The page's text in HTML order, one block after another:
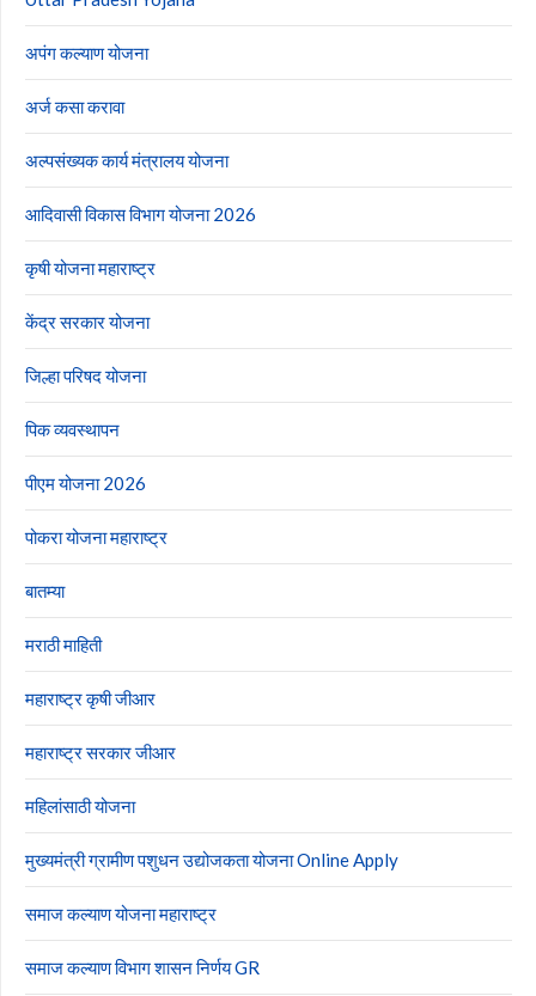
अपंग कल्याण योजना
अर्ज कसा करावा
अल्पसंख्यक कार्य मंत्रालय योजना
आदिवासी विकास विभाग योजना 2026
कृषी योजना महाराष्ट्र
केंद्र सरकार योजना
जिल्हा परिषद योजना
पिक व्यवस्थापन
पीएम योजना 2026
पोकरा योजना महाराष्ट्र
बातम्या
मराठी माहिती
महाराष्ट्र कृषी जीआर
महाराष्ट्र सरकार जीआर
महिलांसाठी योजना
मुख्यमंत्री ग्रामीण पशुधन उद्योजकता योजना Online Apply
समाज कल्याण योजना महाराष्ट्र
समाज कल्याण विभाग शासन निर्णय GR